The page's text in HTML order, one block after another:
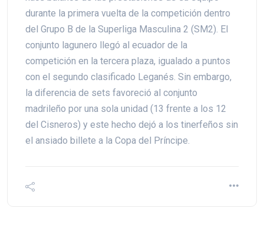
durante la primera vuelta de la competición dentro
del Grupo B de la Superliga Masculina 2 (SM2). El
conjunto lagunero llegó al ecuador de la
competición en la tercera plaza, igualado a puntos
con el segundo clasificado Leganés. Sin embargo,
la diferencia de sets favoreció al conjunto
madrileño por una sola unidad (13 frente a los 12
del Cisneros) y este hecho dejó a los tinerfeños sin
el ansiado billete a la Copa del Príncipe.